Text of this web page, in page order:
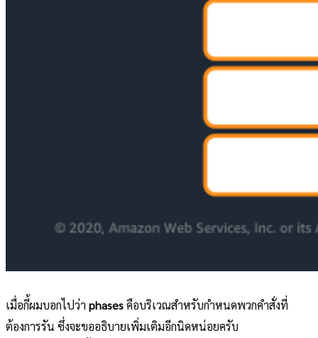
เมื่อกี้ผมบอกไปว่า phasesคือบริเวณสำหรับกำหนดพวกคำสั่งที่
ต้องการรัน ซึ่งจะขออธิบายเพิ่มเติมอีกนิดหน่อยครับ